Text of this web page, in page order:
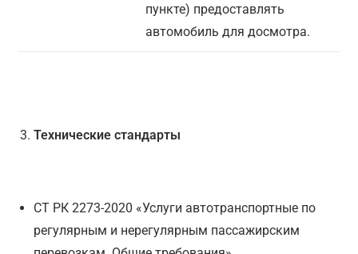
пункте) предоставлять
автомобиль для досмотра.
Технические стандарты
СТ РК 2273-2020 «Услуги автотранспортные по
регулярным и нерегулярным пассажирским